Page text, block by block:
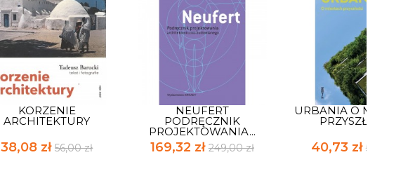
KORZENIE
ARCHITEKTURY
38,08 zł56,00 zł
NEUFERT
PODRĘCZNIK
PROJEKTOWANIA...
169,32 zł 249,00 zł
URBANIA O
PRZYSZŁOŚCI
40,73 zł 59,90 zł